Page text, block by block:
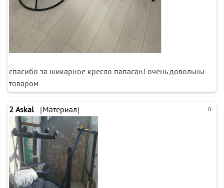
спасибо за шикарное кресло папасан! очень довольны
товаром
0
2 Askal [Материал]